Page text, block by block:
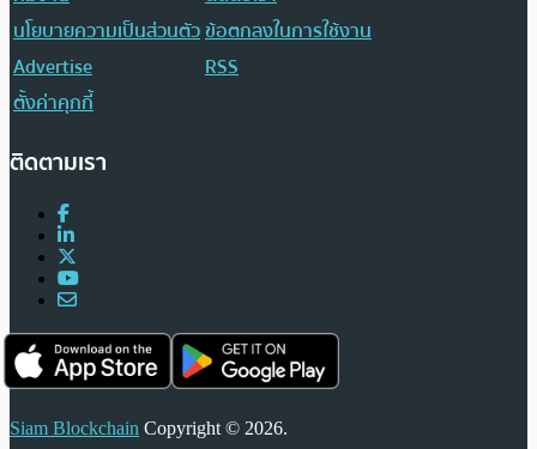
นโยบายความเป็นส่วนตัวข้อตกลงในการใช้งาน
Advertise
RSS
ตั้งค่าคุกกี้
ติดตามเรา
Siam Blockchain Copyright © 2026.